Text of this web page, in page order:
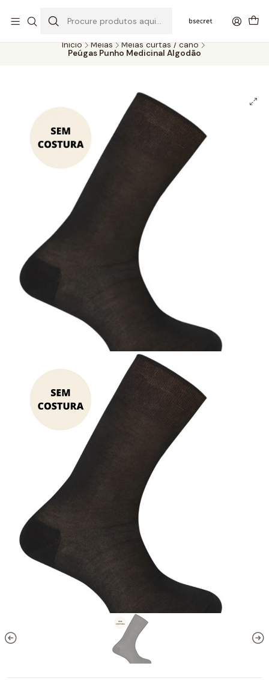
A 5 DIAS
Início Meias
Meias curtas / cano
Peúgas Punho Medicinal Algodão